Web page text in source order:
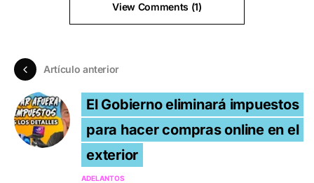
View Comments (1)
Artículo anterior
El Gobierno eliminará impuestos
para hacer compras online en el
exterior
ADELANTOS